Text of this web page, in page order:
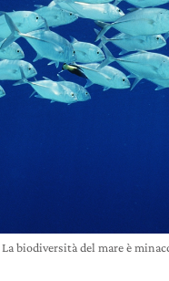
La biodiversità del mare è